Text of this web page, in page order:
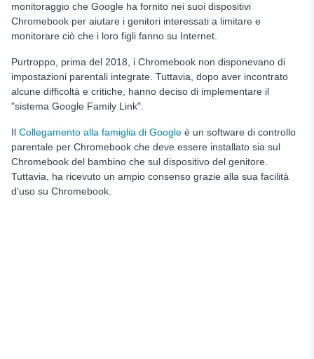
monitoraggio che Google ha fornito nei suoi dispositivi
Chromebook per aiutare i genitori interessati a limitare e
monitorare ciò che i loro figli fanno su Internet.
Purtroppo, prima del 2018, i Chromebook non disponevano di
impostazioni parentali integrate. Tuttavia, dopo aver incontrato
alcune difficoltà e critiche, hanno deciso di implementare il
"sistema Google Family Link".
Il Collegamento alla famiglia di Google è un software di controllo
parentale per Chromebook che deve essere installato sia sul
Chromebook del bambino che sul dispositivo del genitore.
Tuttavia, ha ricevuto un ampio consenso grazie alla sua facilità
d'uso su Chromebook.